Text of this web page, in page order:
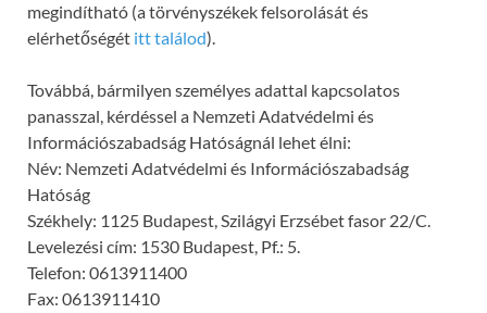
megindítható (a törvényszékek felsorolását és
elérhetőségét itt találod).
Továbbá, bármilyen személyes adattal kapcsolatos
panasszal, kérdéssel a Nemzeti Adatvédelmi és
Információszabadság Hatóságnál lehet élni:
Név: Nemzeti Adatvédelmi és Információszabadság
Hatóság
Székhely: 1125 Budapest, Szilágyi Erzsébet fasor 22/C.
Levelezési cím: 1530 Budapest, Pf.: 5.
Telefon: 0613911400
Fax: 0613911410